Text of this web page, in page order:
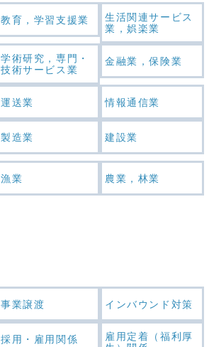
教育，学習支援業
生活関連サービス
業，娯楽業
学術研究，専門・
技術サービス業
金融業，保険業
運送業 情報通信業
製造業 建設業
漁業 農業，林業
事業譲渡 インバウンド対策
採用・雇用関係
雇用定着（福利厚